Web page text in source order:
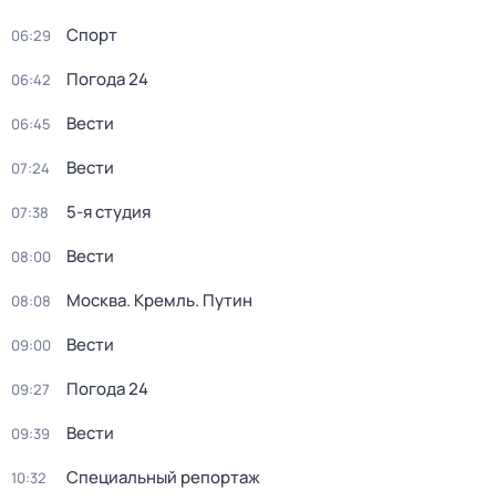
06:29 Спорт
06:42 Погода 24
06:45 Вести
07:24 Вести
07:38 5-я студия
08:00 Вести
08:08 Москва. Кремль. Путин
09:00 Вести
09:27 Погода 24
09:39 Вести
10:32 Специальный репортаж